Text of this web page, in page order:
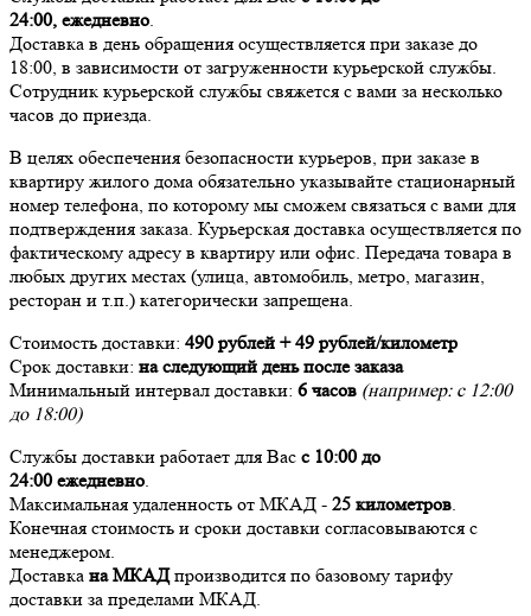
24:00, ежедневно.
Доставка в день обращения осуществляется при заказе до
18:00, в зависимости от загруженности курьерской службы.
Сотрудник курьерской службы свяжется с вами за несколько
часов до приезда.
В целях обеспечения безопасности курьеров, при заказе в
квартиру жилого дома обязательно указывайте стационарный
номер телефона, по которому мы сможем связаться с вами для
подтверждения заказа. Курьерская доставка осуществляется по
фактическому адресу в квартиру или офис. Передача товара в
любых других местах (улица, автомобиль, метро, магазин,
ресторан и т.п.) категорически запрещена.
Стоимость доставки: 490 рублей + 49 рублей/километр
Срок доставки: на следующий день после заказа
Минимальный интервал доставки: 6 часов (например: с 12:00
до 18:00)
Службы доставки работает для Вас с 10:00 до
24:00 ежедневно.
Максимальная удаленность от МКАД - 25 километров.
Конечная стоимость и сроки доставки согласовываются с
менеджером.
Доставка на МКАДпроизводится по базовому тарифу
доставки за пределами МКАД.